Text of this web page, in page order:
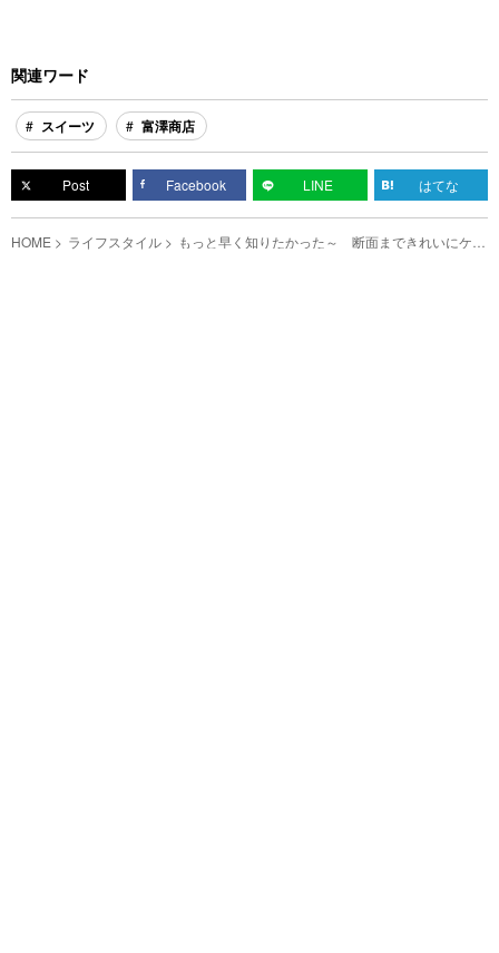
関連ワード
スイーツ 富澤商店
Post Facebook LINE はてな
HOME ライフスタイル もっと早く知りたかった～ 断面まできれいにケー
キをカットする方法がこちら